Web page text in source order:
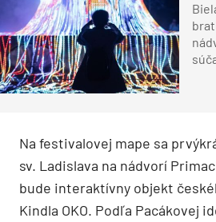
Na festivalovej mape sa
sv. Ladislava na nádvorí
bude interaktívny objekt
Kindla OKO. Podľa Pacákovej